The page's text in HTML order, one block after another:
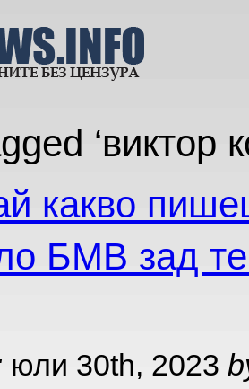
‘виктор
какво
БМВ зад
юли 30th, 2023